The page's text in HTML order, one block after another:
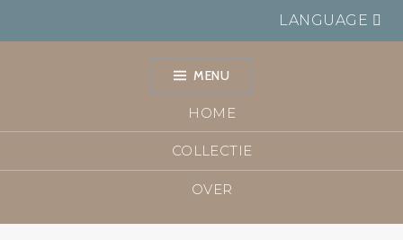
LANGUAGE
MENU
HOME
COLLECTIE
OVER